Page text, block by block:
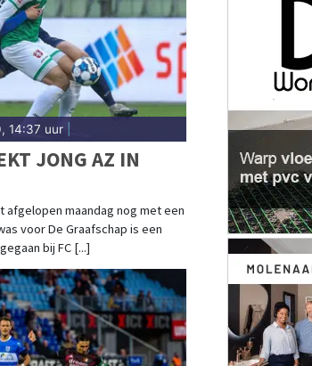
14:37 uur|
JONG AZ IN
afgelopen maandag nog met een
voor De Graafschap is een
bij FC [...]